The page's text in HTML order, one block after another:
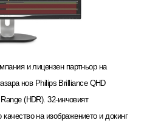
и лицензен партньор на
нов Philips Brilliance QHD
(HDR). 32-инчовият
качество на изображението и докинг